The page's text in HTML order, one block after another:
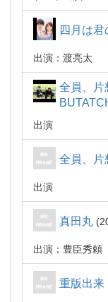
四月は君
出演：渡亮太
全員、片
出演
全員、片
出演
真田丸
出演：豊臣秀頼
重版出来